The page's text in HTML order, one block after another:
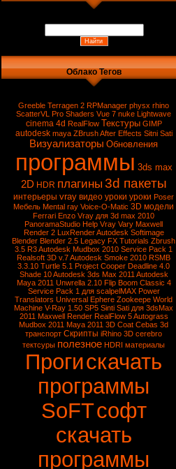
Облако Тегов
Greeble Terragen 2 RPManager physx rhino
ScatterVL Pro Shaders Vue 7 nuke Lightwave
cinema 4d RealFlow Текстуры GIMP
autodesk maya ZBrushAfter Effects Sitni Sati
Визуализаторы Обновления
программы 3ds max
2D HDR плагины 3d пакеты
интерьеры vray видео уроки уроки Poser
Мебель Mental ray Voice-O-Matic 3D модели
Ferrari Enzo Vray для 3d max 2010
PanoramaStudio Help Vray Vary Maxwell
Render 2 LuxRenderAutodesk Softimage
Blender Blender 2.5 Legacy FX Tutorials Zbrush
3.5 R3 Autodesk Mudbox 2010 Service Pack 1
Realsoft 3D v.7 Autodesk Smoke 2010 RSMB
3.3.10 Turtle 5.1 Project Cooper Deadline 4.0
Shade 10Autodesk 3ds Max 2011 Autodesk
Maya 2011 Unwrella 2.10 Flip Boom Classic 4
Service Pack 1 для scalpelMAX Power
Translators Universal Ephere Zookeepe World
Machine V-Ray 1.50 SP5 Sinti Sati для 3dsMax
2011 Maxwell Render RealFlow 5Autograss
Mudbox 2011 Maya 2011 3D Coat Cebas 3d
транспорт Скрипты iRhino 3D cerebro
тектсуры полезное HDRI материалы
Прогискачать
программы
SoFTсофт
скачать
программы